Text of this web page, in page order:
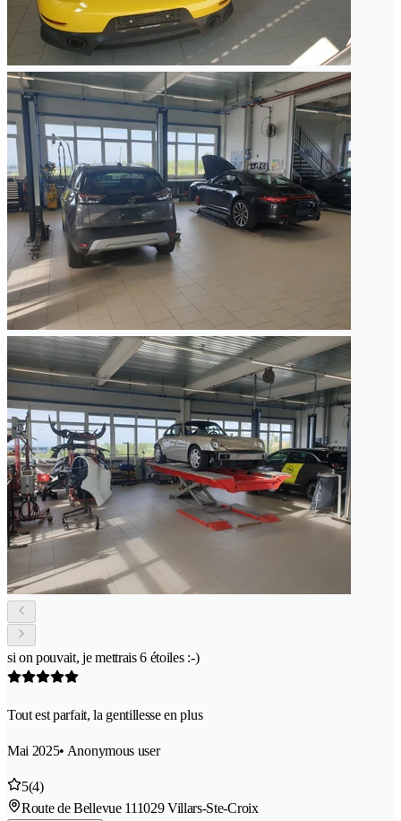
si on pouvait, je mettrais 6 étoiles :-)
Tout est parfait, la gentillesse en plus
Mai 2025• Anonymous user
5(4)
Route de Bellevue 111029 Villars-Ste-Croix